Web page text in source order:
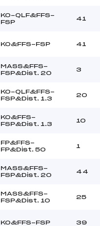
KO-QLF&FFS-
FSP
41
KO&FFS-FSP 41
MASS&FFS-
FSP&Dist. 20
3
KO-QLF&FFS-
FSP&Dist. 1.3
20
KO&FFS-
FSP&Dist. 1.3
10
FP&FFS-
FP&Dist. 50
1
MASS&FFS-
FSP&Dist. 20
44
MASS&FFS-
FSP&Dist. 10
25
KO&FFS-FSP 39